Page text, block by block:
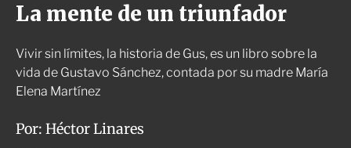
s
i
o
La mente de un triunfador
Vivir sin límites, la historia de Gus, es un libro sobre la
vida de Gustavo Sánchez, contada por su madre María
Elena Martínez
Por: Héctor Linares